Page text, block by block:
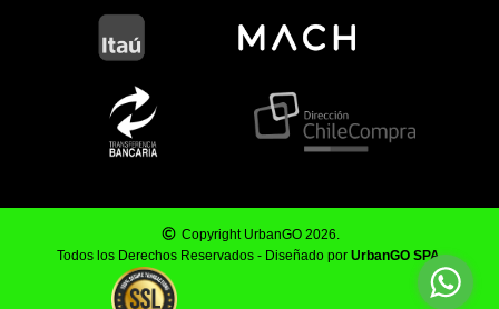
Copyright UrbanGO 2026.
Todos los Derechos Reservados - Diseñado por UrbanGO SPA.